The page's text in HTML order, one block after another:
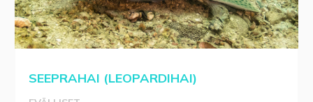
SEEPRAHAI (LEOPARDIHAI)